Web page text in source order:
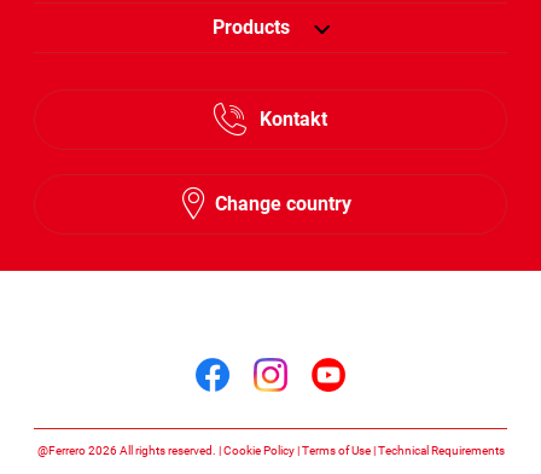
Products
Kontakt
Change country
@Ferrero 2026 All rights reserved. Cookie Policy Terms of Use Technical Requirements